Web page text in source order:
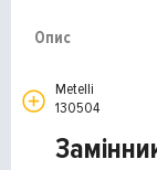
Опис
Metelli
130504